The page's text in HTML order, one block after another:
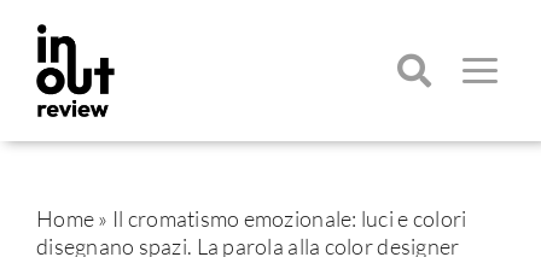
contenuto
Toggle
per:
Home» Il cromatismo emozionale: luci e colori
disegnano spazi. La parola alla color designer